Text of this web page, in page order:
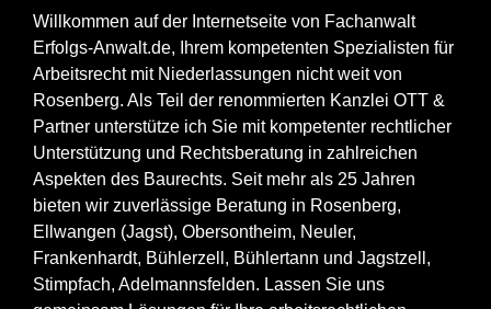
Willkommen auf der Internetseite von Fachanwalt
Erfolgs-Anwalt.de, Ihrem kompetenten Spezialisten für
Arbeitsrecht mit Niederlassungen nicht weit von
Rosenberg. Als Teil der renommierten Kanzlei OTT &
Partner unterstütze ich Sie mit kompetenter rechtlicher
Unterstützung und Rechtsberatung in zahlreichen
Aspekten des Baurechts. Seit mehr als 25 Jahren
bieten wir zuverlässige Beratung in Rosenberg,
Ellwangen (Jagst), Obersontheim, Neuler,
Frankenhardt, Bühlerzell, Bühlertann und Jagstzell,
Stimpfach, Adelmannsfelden. Lassen Sie uns